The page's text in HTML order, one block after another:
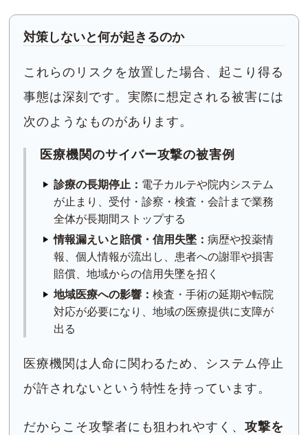
対策しないと何が起きるのか
これらのリスクを放置した場合、起こり得る
事態は深刻です。実際に想定される被害には
次のようなものがあります。
医療機関のサイバー攻撃の被害例
診療の長期停止： 電子カルテや院内システム
が止まり、受付・診察・検査・会計まで業務
全体が長期間ストップする
情報漏えいと賠償・信用失墜：病歴や投薬情
報、個人情報が流出し、患者への謝罪や損害
賠償、地域からの信用失墜を招く
地域医療への影響：検査・手術の延期や転院
対応が必要になり、地域の医療提供に支障が
出る
医療機関は人命に関わるため、システム停止
が許されないという特性を持っています。
だからこそ攻撃者にも狙われやすく、 攻撃を